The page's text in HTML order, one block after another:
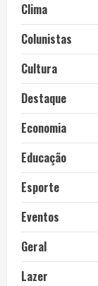
Clima
Colunistas
Cultura
Destaque
Economia
Educação
Esporte
Eventos
Geral
Lazer